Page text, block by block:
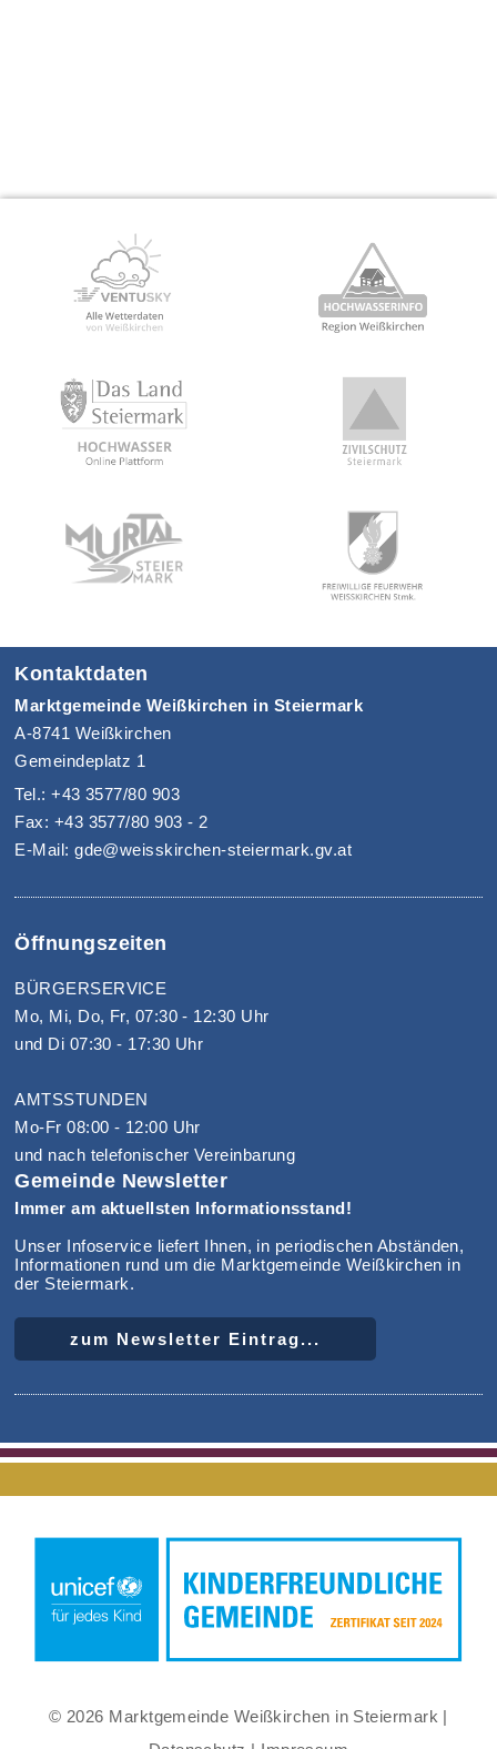
Kontaktdaten
Marktgemeinde Weißkirchen in Steiermark
A-8741 Weißkirchen
Gemeindeplatz 1
Tel.: +43 3577/80 903
Fax: +43 3577/80 903 - 2
E-Mail: gde@weisskirchen-steiermark.gv.at
Öffnungszeiten
BÜRGERSERVICE
Mo, Mi, Do, Fr, 07:30 - 12:30 Uhr
und Di 07:30 - 17:30 Uhr
AMTSSTUNDEN
Mo-Fr 08:00 - 12:00 Uhr
und nach telefonischer Vereinbarung
Gemeinde Newsletter
Immer am aktuellsten Informationsstand!
Unser Infoservice liefert Ihnen, in periodischen Abständen,
Informationen rund um die Marktgemeinde Weißkirchen in
der Steiermark.
zum Newsletter Eintrag...
© 2026 Marktgemeinde Weißkirchen in Steiermark |